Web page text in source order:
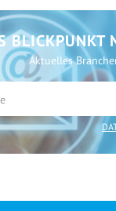
BLICKPUNKT
Aktuelles